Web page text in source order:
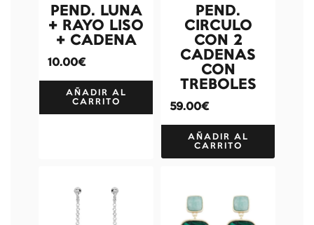
PEND. LUNA
+ RAYO LISO
+ CADENA
10.00€
AÑADIR AL
CARRITO
PEND.
CIRCULO
CON 2
CADENAS
CON
TREBOLES
59.00€
AÑADIR AL
CARRITO